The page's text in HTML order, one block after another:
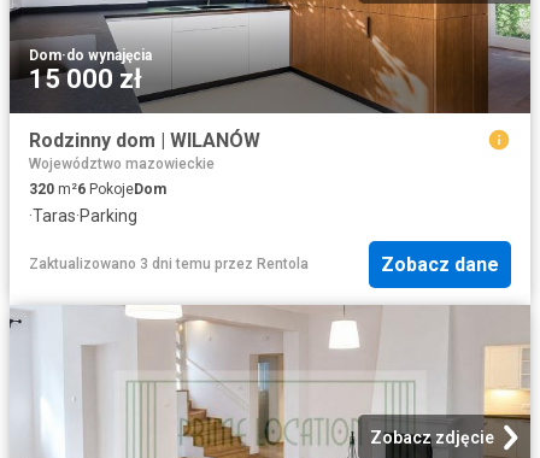
Dom·do wynajęcia
15 000 zł
Rodzinny dom | WILANÓW
Województwo mazowieckie
320 m²6 PokojeDom
·Taras·Parking
Zaktualizowano 3 dni temu przez Rentola Zobacz dane
Zobacz zdjęcie